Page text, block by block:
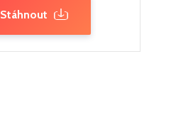
Stáhnout